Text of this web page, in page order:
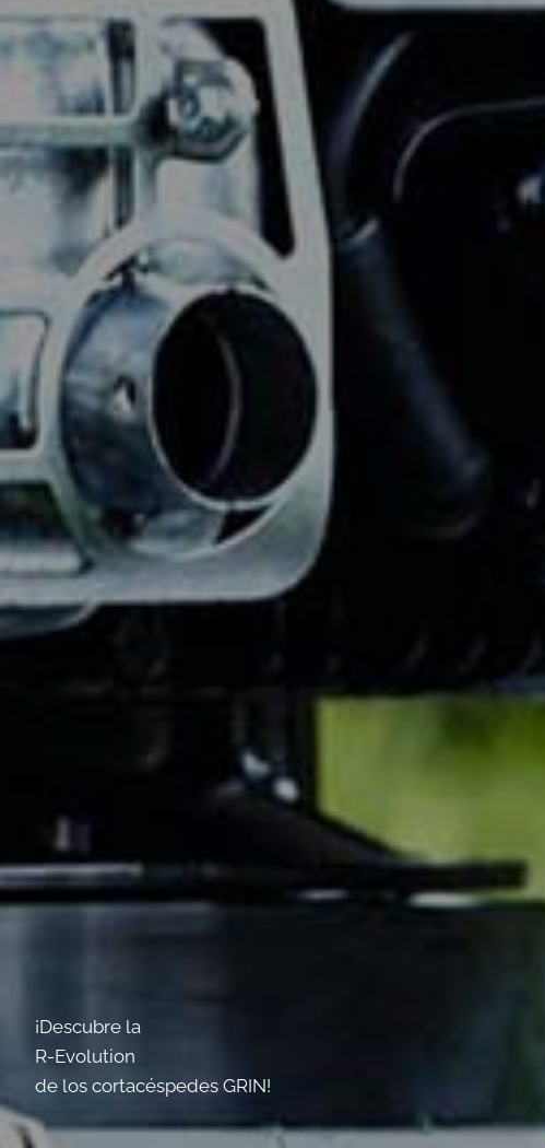
¡Descubre la
R-Evolution
de los cortacéspedes GRIN!